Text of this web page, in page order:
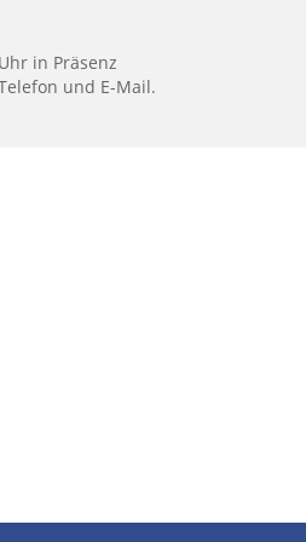
in Präsenz
und E-Mail.